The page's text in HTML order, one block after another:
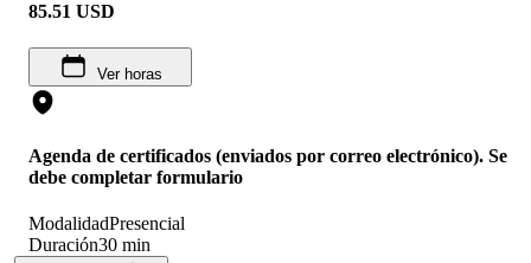
85.51 USD
Ver horas
Agenda de certificados (enviados por correo electrónico). Se
debe completar formulario
ModalidadPresencial
Duración30 min